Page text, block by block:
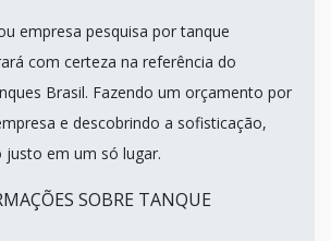
empresa pesquisa por tanque
com certeza na referência do
Brasil. Fazendo um orçamento por
e descobrindo a sofisticação,
justo em um só lugar.
SOBRE TANQUE